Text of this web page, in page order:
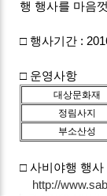
행 행사를 마음
□ 행사기간 :
□ 운영사항
대상문화재
정림사지
부소산성
□ 사비야행 행사
http://